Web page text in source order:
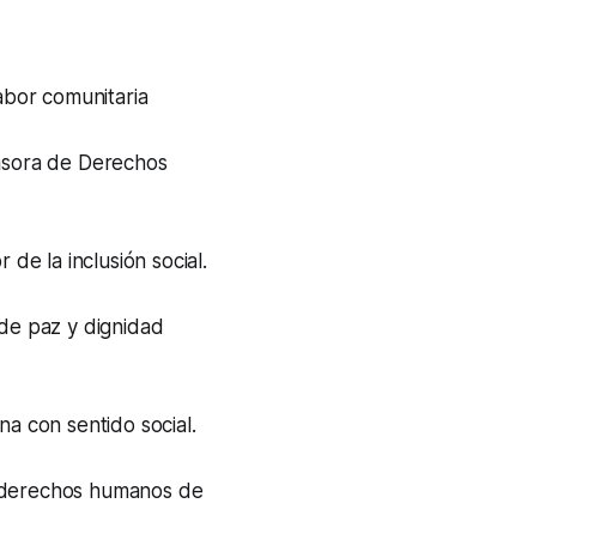
comunitaria
de Derechos
de la inclusión social.
paz y dignidad
con sentido social.
humanos de